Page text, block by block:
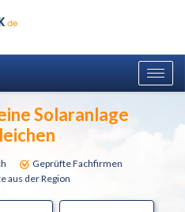
Solaranlage
Geprüfte Fachfirmen
aus der Region